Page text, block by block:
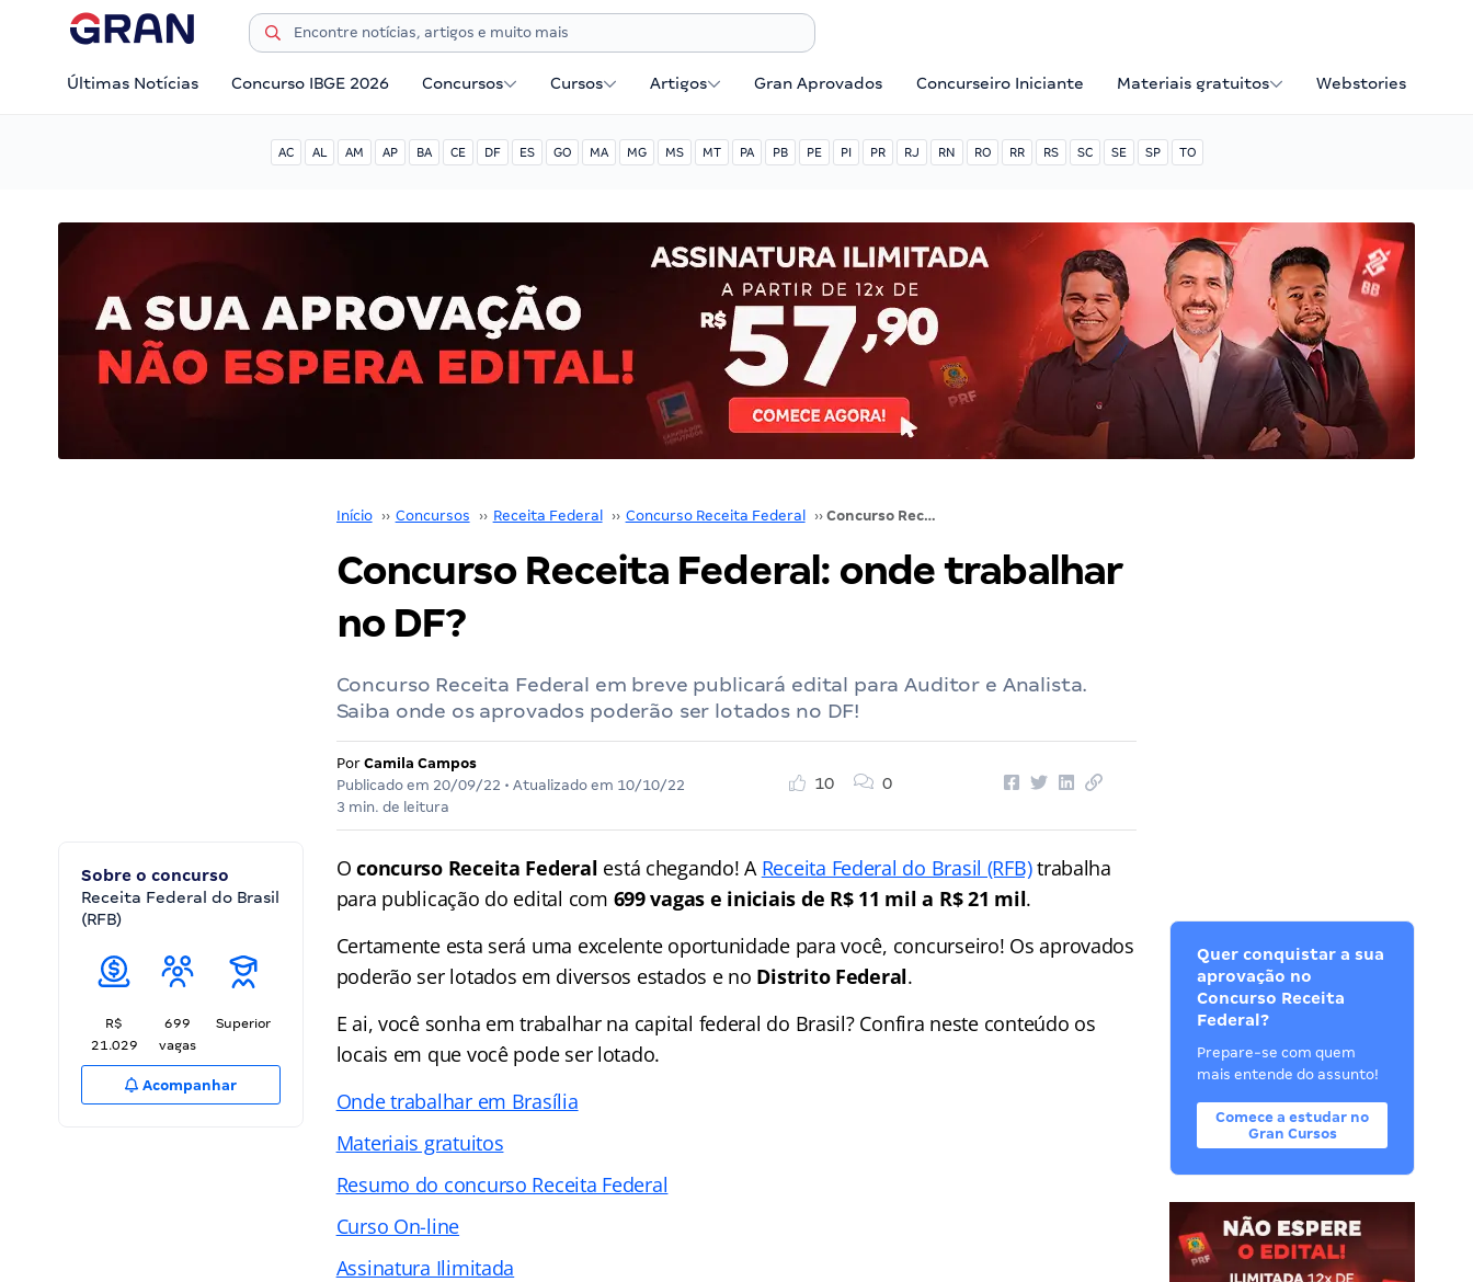
Últimas Notícias Concurso IBGE 2026 Concursos Cursos Artigos Gran Aprovados Concurseiro Iniciante Materiais gratuitos Webstories
AC AL AM AP BA CE DF ES GO MA MG MS MT PA PB PE PI PR RJ RN RO RR RS SC SE SP TO
Início ›› Concursos ›› Receita Federal ›› Concurso Receita Federal ›› Concurso Receita Federal: onde trabalhar no DF?
Concurso Receita Federal: onde trabalhar
no DF?
Concurso Receita Federal em breve publicará edital para Auditor e Analista.
Saiba onde os aprovados poderão ser lotados no DF!
Por Camila Campos
Publicado em 20/09/22 • Atualizado em 10/10/22
3 min. de leitura
10 0
Sobre o concurso
Receita Federal do Brasil
(RFB)
R$
21.029
699
vagas
Superior
Acompanhar
Oconcurso Receita Federal está chegando! A Receita Federal do Brasil (RFB)trabalha
para publicação do edital com 699 vagas e iniciais de R$ 11 mil a R$ 21 mil.
Certamente esta será uma excelente oportunidade para você, concurseiro! Os aprovados
poderão ser lotados em diversos estados e no Distrito Federal.
E ai, você sonha em trabalhar na capital federal do Brasil? Confira neste conteúdo os
locais em que você pode ser lotado.
Onde trabalhar em Brasília
Materiais gratuitos
Resumo do concurso Receita Federal
Curso On-line
Assinatura Ilimitada
Quer conquistar a sua
aprovação no
Concurso Receita
Federal?
Prepare-se com quem
mais entende do assunto!
Comece a estudar no
Gran Cursos